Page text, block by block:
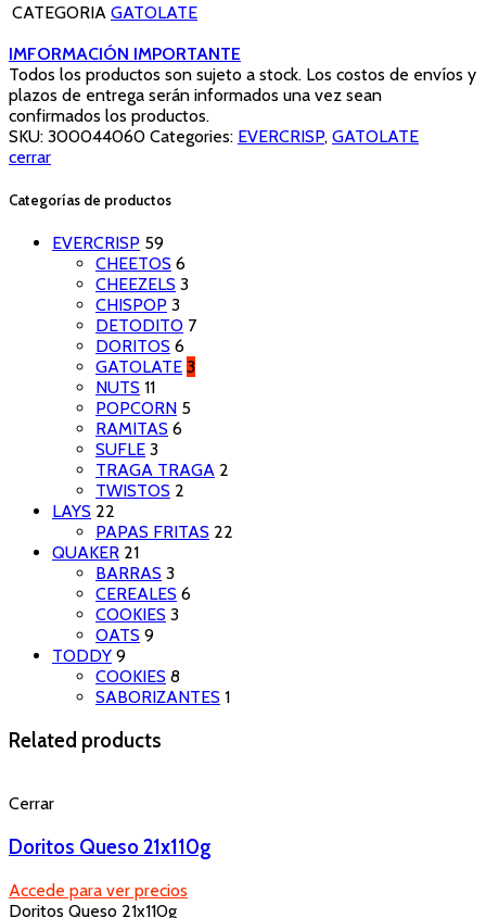
CATEGORIA GATOLATE
IMFORMACIÓN IMPORTANTE
Todos los productos son sujeto a stock. Los costos de envíos y
plazos de entrega serán informados una vez sean
confirmados los productos.
SKU: 300044060 Categories: EVERCRISP, GATOLATE
cerrar
Categorías de productos
EVERCRISP 59
CHEETOS 6
CHEEZELS 3
CHISPOP 3
DETODITO 7
DORITOS 6
GATOLATE 3
NUTS 11
POPCORN 5
RAMITAS 6
SUFLE 3
TRAGA TRAGA 2
TWISTOS 2
LAYS 22
PAPAS FRITAS 22
QUAKER 21
BARRAS 3
CEREALES 6
COOKIES 3
OATS 9
TODDY 9
COOKIES 8
SABORIZANTES 1
Related products
Cerrar
Doritos Queso 21x110g
Accede para ver precios
Doritos Queso 21x110g